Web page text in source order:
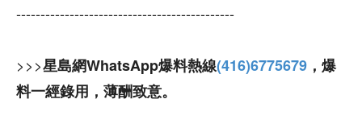
---------------------------------------------
>>>星島網WhatsApp爆料熱線(416)6775679 ，爆
料一經錄用，薄酬致意。